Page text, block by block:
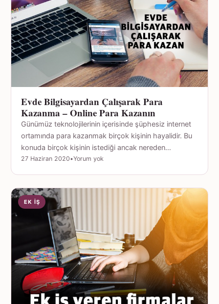
Evde Bilgisayardan Çalışarak Para
Kazanma – Online Para Kazanın
Günümüz teknolojilerinin içerisinde şüphesiz internet
ortamında para kazanmak birçok kişinin hayalidir. Bu
konuda birçok kişinin istediği ancak nereden…
27 Haziran 2020•Yorum yok
EK İŞ